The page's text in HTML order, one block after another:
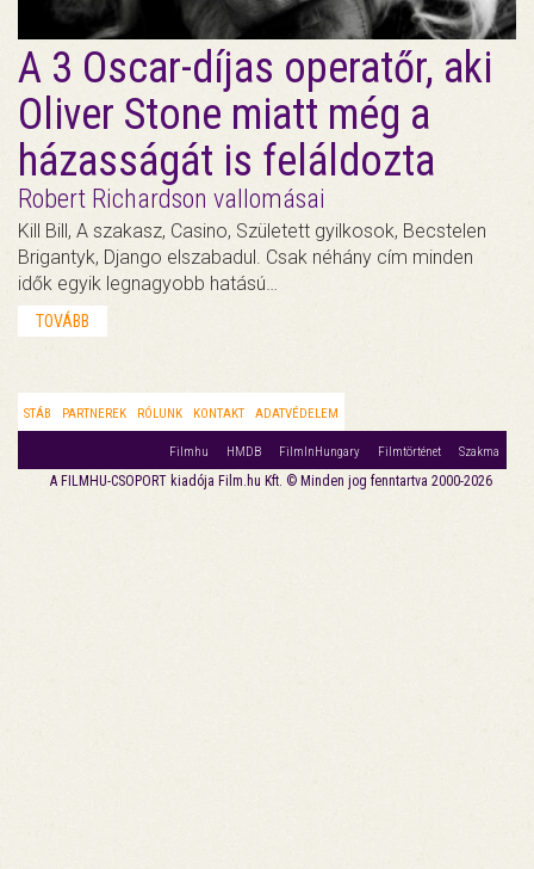
A 3 Oscar-díjas operatőr, aki
Oliver Stone miatt még a
házasságát is feláldozta
Robert Richardson vallomásai
Kill Bill, A szakasz, Casino, Született gyilkosok, Becstelen
Brigantyk, Django elszabadul. Csak néhány cím minden
idők egyik legnagyobb hatású…
TOVÁBB
STÁB PARTNEREK RÓLUNK KONTAKT ADATVÉDELEM
Filmhu HMDB FilmInHungary Filmtörténet Szakma
A FILMHU-CSOPORT kiadója Film.hu Kft. © Minden jog fenntartva 2000-2026